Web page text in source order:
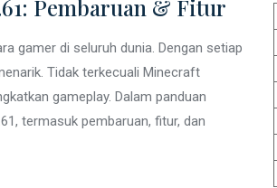
Pembaruan & Fitur
gamer di seluruh dunia. Dengan setiap
Tidak terkecuali Minecraft
gameplay. Dalam panduan
termasuk pembaruan, fitur, dan